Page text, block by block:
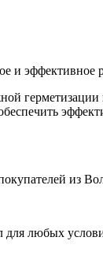
и эффективное
герметизации
из
любых